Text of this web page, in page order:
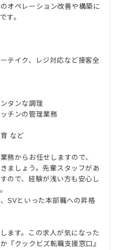
オペレーション改善や構築に
す。
テイク、レジ対応など接客全
タンな調理
チンの管理業務
など
務からお任せしますので、
ましょう。先輩スタッフがあ
ので、経験が浅い方も安心し
SVといった本部職への昇格
ます。この求人が気になった
『クックビズ転職支援窓口』